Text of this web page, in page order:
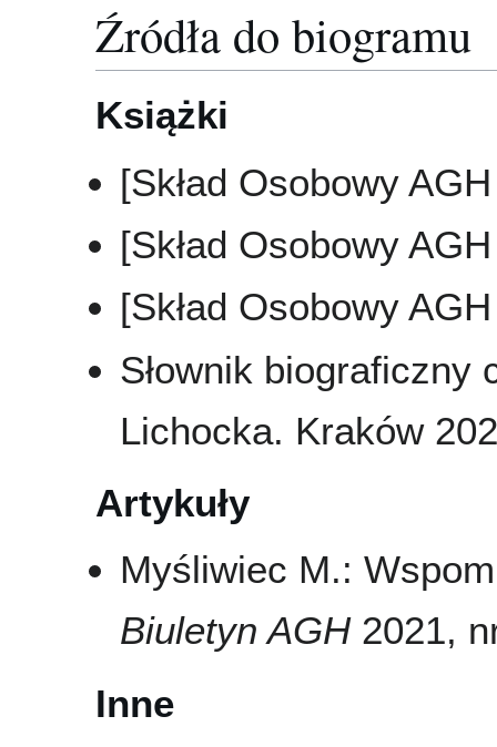
Źródła do biogramu
Książki
[Skład Osobowy
[Skład Osobowy
[Skład Osobowy
Słownik biograficzny
Lichocka. Kraków
Artykuły
Myśliwiec M.:
Biuletyn AGH2021,
Inne